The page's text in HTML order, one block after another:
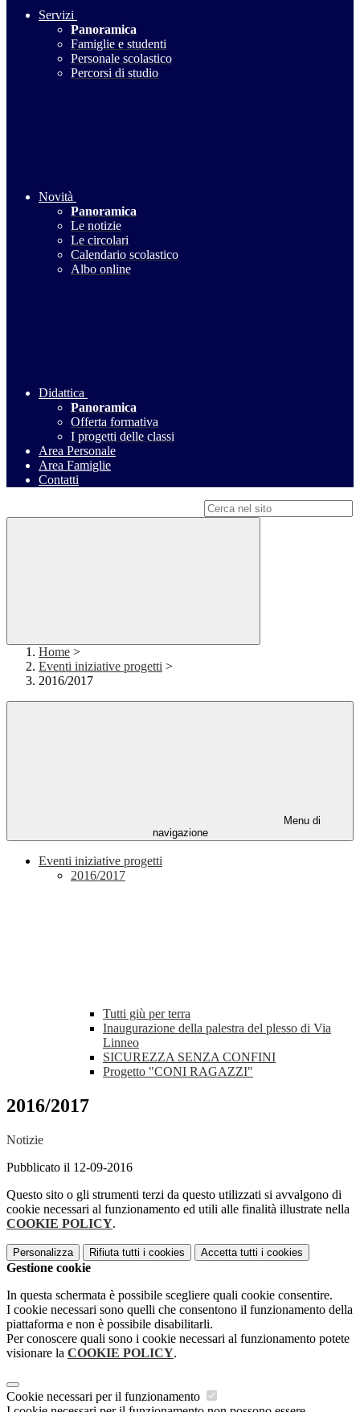
Servizi
Panoramica
Famiglie e studenti
Personale scolastico
Percorsi di studio
Novità
Panoramica
Le notizie
Le circolari
Calendario scolastico
Albo online
Didattica
Panoramica
Offerta formativa
I progetti delle classi
Area Personale
Area Famiglie
Contatti
Home >
Eventi iniziative progetti >
2016/2017
Menu di
navigazione
Eventi iniziative progetti
2016/2017
Tutti giù per terra
Inaugurazione della palestra del plesso di Via
Linneo
SICUREZZA SENZA CONFINI
Progetto "CONI RAGAZZI"
2016/2017
Notizie
Pubblicato il 12-09-2016
Questo sito o gli strumenti terzi da questo utilizzati si avvalgono di
cookie necessari al funzionamento ed utili alle finalità illustrate nella
COOKIE POLICY.
Personalizza Rifiuta tutti i cookies Accetta tutti i cookies
Gestione cookie
In questa schermata è possibile scegliere quali cookie consentire.
I cookie necessari sono quelli che consentono il funzionamento della
piattaforma e non è possibile disabilitarli.
Per conoscere quali sono i cookie necessari al funzionamento potete
visionare la COOKIE POLICY.
Cookie necessari per il funzionamento